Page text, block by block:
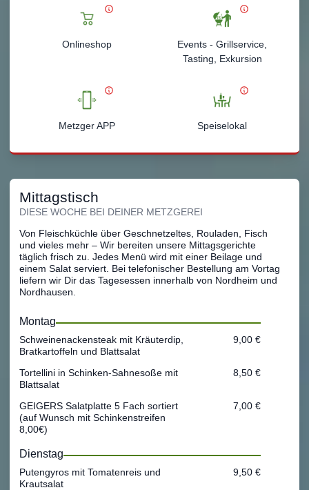
Onlineshop
Events - Grillservice,
Tasting, Exkursion
Metzger APP Speiselokal
Mittagstisch
DIESE WOCHE BEI DEINER METZGEREI
Von Fleischküchle über Geschnetzeltes, Rouladen, Fisch
und vieles mehr – Wir bereiten unsere Mittagsgerichte
täglich frisch zu. Jedes Menü wird mit einer Beilage und
einem Salat serviert. Bei telefonischer Bestellung am Vortag
liefern wir Dir das Tagesessen innerhalb von Nordheim und
Nordhausen.
Montag
Schweinenackensteak mit Kräuterdip,
Bratkartoffeln und Blattsalat
9,00 €
Tortellini in Schinken-Sahnesoße mit
Blattsalat
8,50 €
GEIGERS Salatplatte 5 Fach sortiert
(auf Wunsch mit Schinkenstreifen
8,00€)
7,00 €
Dienstag
Putengyros mit Tomatenreis und
Krautsalat
9,50 €